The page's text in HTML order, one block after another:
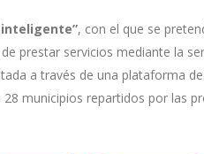
, con el que se
prestar servicios mediante la
a través de una plataforma
municipios repartidos por las